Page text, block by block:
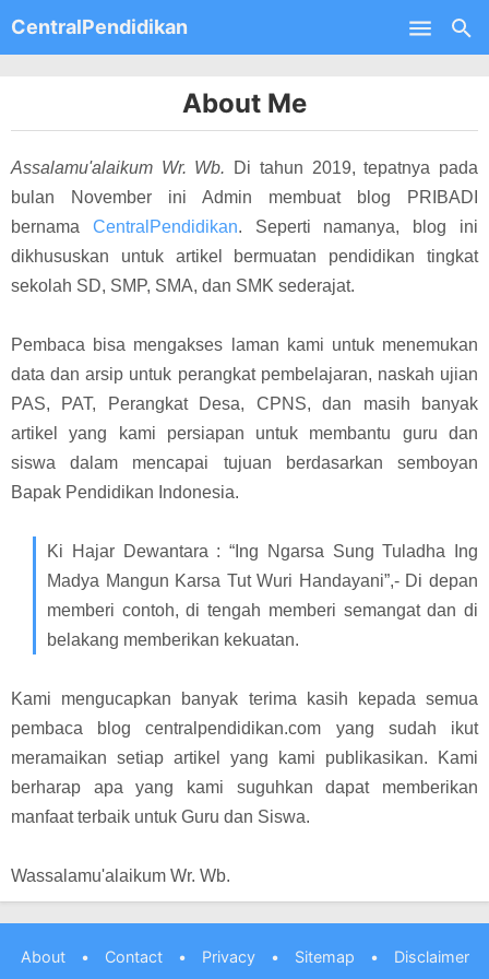
Skip to main content
CentralPendidikan
About Me
Assalamu'alaikum Wr. Wb. Di tahun 2019, tepatnya pada
bulan November ini Admin membuat blog PRIBADI
bernama CentralPendidikan. Seperti namanya, blog ini
dikhususkan untuk artikel bermuatan pendidikan tingkat
sekolah SD, SMP, SMA, dan SMK sederajat.
Pembaca bisa mengakses laman kami untuk menemukan
data dan arsip untuk perangkat pembelajaran, naskah ujian
PAS, PAT, Perangkat Desa, CPNS, dan masih banyak
artikel yang kami persiapan untuk membantu guru dan
siswa dalam mencapai tujuan berdasarkan semboyan
Bapak Pendidikan Indonesia.
Ki Hajar Dewantara : “Ing Ngarsa Sung Tuladha Ing
Madya Mangun Karsa Tut Wuri Handayani”,- Di depan
memberi contoh, di tengah memberi semangat dan di
belakang memberikan kekuatan.
Kami mengucapkan banyak terima kasih kepada semua
pembaca blog centralpendidikan.com yang sudah ikut
meramaikan setiap artikel yang kami publikasikan.
Kami
berharap apa yang kami suguhkan dapat memberikan
manfaat terbaik untuk Guru dan Siswa.
Wassalamu'alaikum Wr. Wb.
About • Contact • Privacy • Sitemap • Disclaimer